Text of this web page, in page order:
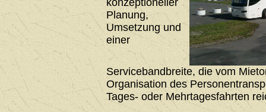
konzeptioneller
Planung,
Umsetzung und
einer
Servicebandbreite, die vom
Organisation des
Tages- oder Mehrtagesfahrten